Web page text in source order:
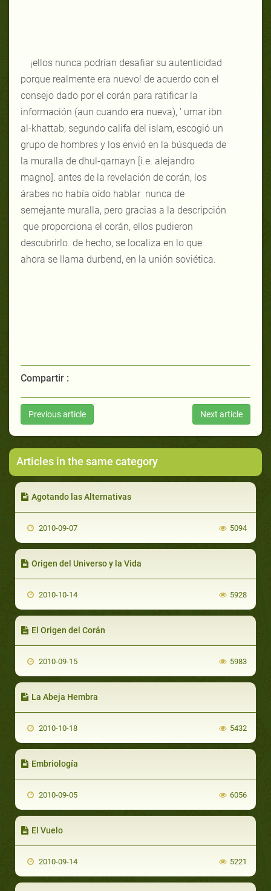
¡ellos nunca podrían desafiar su autenticidad
porque realmente era nuevo! de acuerdo con el
consejo dado por el corán para ratificar la
información (aun cuando era nueva), ' umar ibn
al-khattab, segundo califa del islam, escogió un
grupo de hombres y los envió en la búsqueda de
la muralla de dhul-qarnayn [i.e. alejandro
magno]. antes de la revelación de corán, los
árabes no había oído hablar nunca de
semejante muralla, pero gracias a la descripción
que proporciona el corán, ellos pudieron
descubrirlo. de hecho, se localiza en lo que
ahora se llama durbend, en la unión soviética.
Compartir :
Previous article Next article
Articles in the same category
Agotando las Alternativas
2010-09-07 5094
Origen del Universo y la Vida
2010-10-14 5928
El Origen del Corán
2010-09-15 5983
La Abeja Hembra
2010-10-18 5432
Embriología
2010-09-05 6056
El Vuelo
2010-09-14 5221